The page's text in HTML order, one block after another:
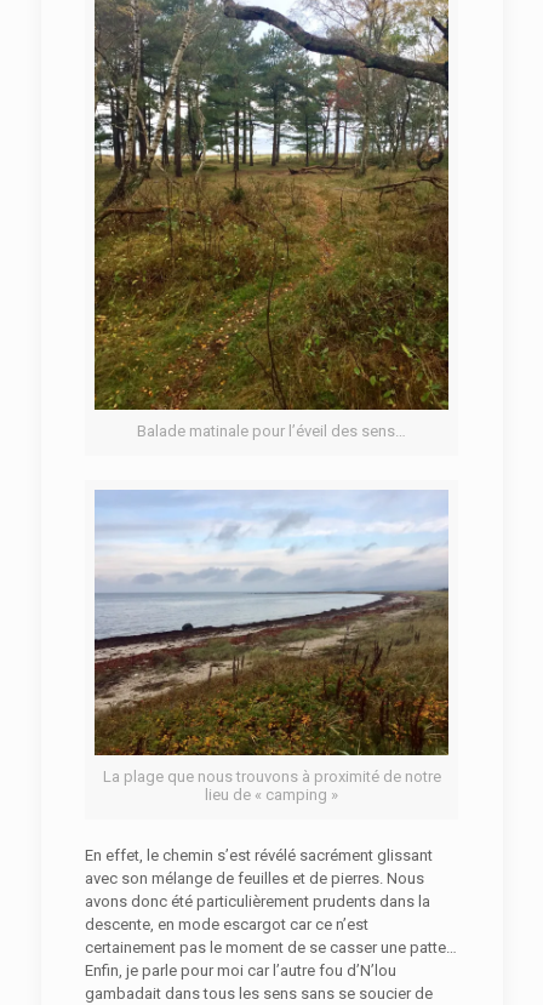
Balade matinale pour l’éveil des sens…
La plage que nous trouvons à proximité de notre
lieu de « camping »
En effet, le chemin s’est révélé sacrément glissant
avec son mélange de feuilles et de pierres. Nous
avons donc été particulièrement prudents dans la
descente, en mode escargot car ce n’est
certainement pas le moment de se casser une patte…
Enfin, je parle pour moi car l’autre fou d’N’lou
gambadait dans tous les sens sans se soucier de